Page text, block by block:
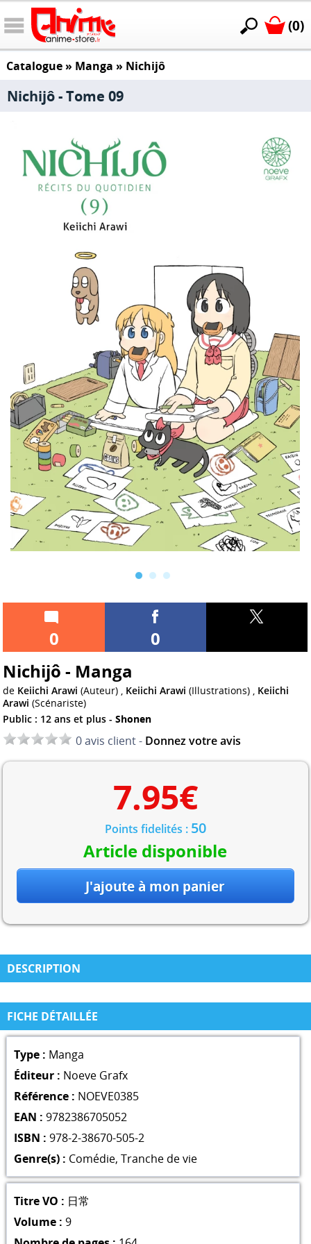
(0)
Catalogue» Manga » Nichijô
Nichijô - Tome 09
0
0
Nichijô - Manga
de Keiichi Arawi (Auteur) , Keiichi Arawi (Illustrations) , Keiichi
Arawi (Scénariste)
Public : 12 ans et plus -Shonen
0 avis client - Donnez votre avis
7.95€
Points fidelités : 50
Article disponible
DESCRIPTION
FICHE DÉTAILLÉE
Type : Manga
Éditeur : Noeve Grafx
Référence : NOEVE0385
EAN : 9782386705052
ISBN : 978-2-38670-505-2
Genre(s) : Comédie, Tranche de vie
Titre VO : 日常
Volume : 9